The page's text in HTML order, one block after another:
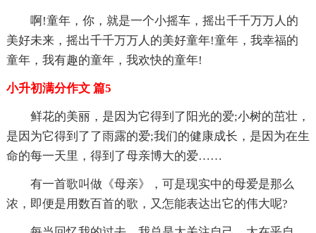
啊!童年，你，就是一个小摇车，摇出千千万万人的
美好未来，摇出千千万万人的美好童年!童年，我幸福的
童年，我有趣的童年，我欢快的童年!
小升初满分作文 篇5
鲜花的美丽，是因为它得到了阳光的爱;小树的茁壮，
是因为它得到了了雨露的爱;我们的健康成长，是因为在生
命的每一天里，得到了母亲博大的爱……
有一首歌叫做《母亲》，可是现实中的母爱是那么
浓，即便是用数百首的歌，又怎能表达出它的伟大呢?